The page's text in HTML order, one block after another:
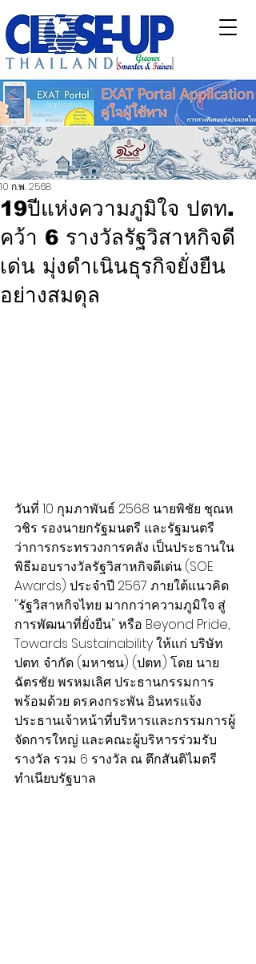
19ปีแห่งความภูมิใจ ปตท.
คว้า 6 รางวัลรัฐวิสาหกิจดี
เด่น มุ่งดำเนินธุรกิจยั่งยืน
อย่างสมดุล
10 ก.พ. 2568
วันที่ 10 กุมภาพันธ์ 2568 นายพิชัย ชุณห
วชิร รองนายกรัฐมนตรี และรัฐมนตรี
ว่าการกระทรวงการคลัง เป็นประธานใน
พิธีมอบรางวัลรัฐวิสาหกิจดีเด่น (SOE
Awards) ประจำปี 2567 ภายใต้แนวคิด
"รัฐวิสาหกิจไทย มากกว่าความภูมิใจ สู่
การพัฒนาที่ยั่งยืน" หรือ Beyond Pride,
Towards Sustainability ให้แก่ บริษัท
ปตท. จำกัด (มหาชน) (ปตท.) โดย นาย
ฉัตรชัย พรหมเลิศ ประธานกรรมการ
พร้อมด้วย ดร.คงกระพัน อินทรแจ้ง
ประธานเจ้าหน้าที่บริหารและกรรมการผู้
จัดการใหญ่ และคณะผู้บริหารร่วมรับ
รางวัล รวม 6 รางวัล ณ ตึกสันติไมตรี
ทำเนียบรัฐบาล